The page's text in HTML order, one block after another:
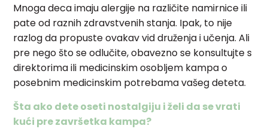
Mnoga deca imaju alergije na različite namirnice ili
pate od raznih zdravstvenih stanja. Ipak, to nije
razlog da propuste ovakav vid druženja i učenja. Ali
pre nego što se odlučite, obavezno se konsultujte s
direktorima ili medicinskim osobljem kampa o
posebnim medicinskim potrebama vašeg deteta.
Šta ako dete oseti nostalgiju i želi da se vrati
kući pre završetka kampa?